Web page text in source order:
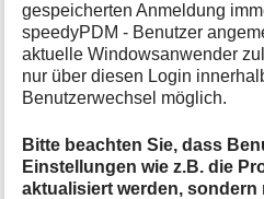
gespeicherten Anmeldung
speedyPDM - Benutzer
aktuelle Windowsanwender
nur über diesen Login
Benutzerwechsel möglich.
Bitte beachten Sie, dass
Einstellungen wie z.B. die
aktualisiert werden,